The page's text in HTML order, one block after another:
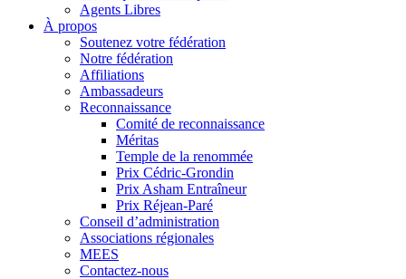
Agents Libres
À propos
Soutenez votre fédération
Notre fédération
Affiliations
Ambassadeurs
Reconnaissance
Comité de reconnaissance
Méritas
Temple de la renommée
Prix Cédric-Grondin
Prix Asham Entraîneur
Prix Réjean-Paré
Conseil d’administration
Associations régionales
MEES
Contactez-nous